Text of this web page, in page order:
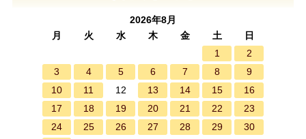
2026年8月
月
火 水 木 金 土
日
1
2
3
4 5 6 7 8
9
10
11 12 13 14 15
16
17
18 19 20 21 22
23
24
25 26 27 28 29
30